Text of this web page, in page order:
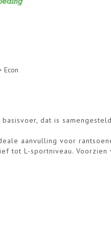
Econ
basisvoer, dat is
aanvulling voor
tot L-sportniveau.